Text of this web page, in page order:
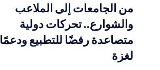
من الجامعات إلى الملاعب
والشوارع.. تحركات دولية
متصاعدة رفضًا للتطبيع ودعمًا
لغزة